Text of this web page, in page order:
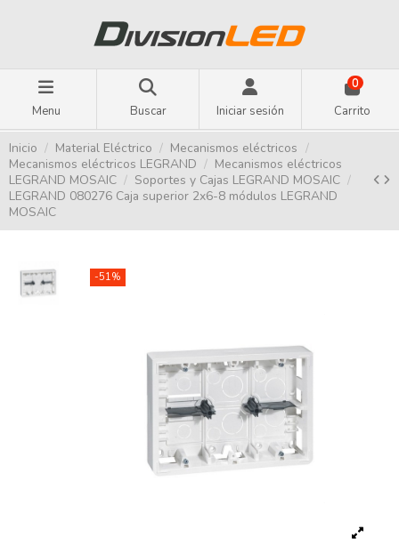
Menu Buscar Iniciar sesión
0
Carrito
Inicio Material Eléctrico
Mecanismos eléctricos
Mecanismos eléctricos LEGRAND
Mecanismos eléctricos
LEGRAND MOSAIC
Soportes y Cajas LEGRAND MOSAIC
LEGRAND 080276 Caja superior 2x6-8 módulos LEGRAND
MOSAIC
-51%